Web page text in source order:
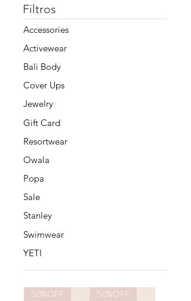
Filtros
Accessories
Activewear
Bali Body
Cover Ups
Jewelry
Gift Card
Resortwear
Owala
Popa
Sale
Stanley
Swimwear
YETI
50%OFF 50%OFF